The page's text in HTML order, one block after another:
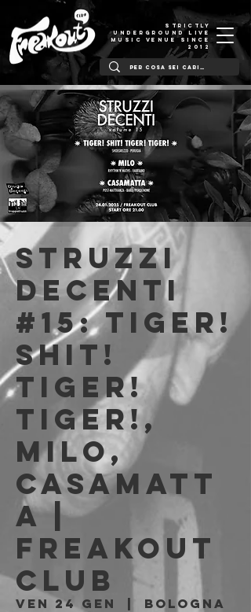
STRICTLY
UNDERGROUND LIVE
MUSIC VENUE SINCE
2012
Struzzi
Decenti
#15: Tiger!
Shit!
Tiger!
Tiger!,
Milo,
Casamatt
a |
Freakout
Club
ven 24 gen
Bologna